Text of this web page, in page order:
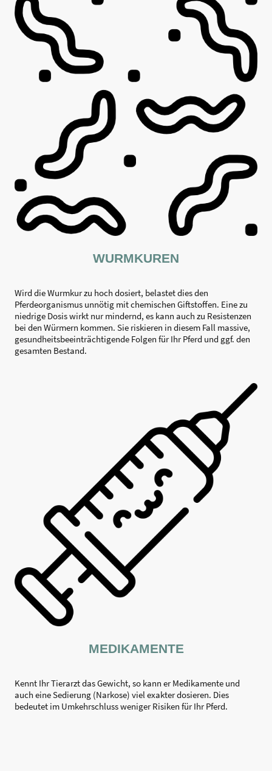
WURMKUREN
Wird die Wurmkur zu hoch dosiert, belastet dies den
Pferdeorganismus unnötig mit chemischen Giftstoffen. Eine zu
niedrige Dosis wirkt nur mindernd, es kann auch zu Resistenzen
bei den Würmern kommen. Sie riskieren in diesem Fall massive,
gesundheitsbeeinträchtigende Folgen für Ihr Pferd und ggf. den
gesamten Bestand.
MEDIKAMENTE
Kennt Ihr Tierarzt das Gewicht, so kann er Medikamente und
auch eine Sedierung (Narkose) viel exakter dosieren. Dies
bedeutet im Umkehrschluss weniger Risiken für Ihr Pferd.